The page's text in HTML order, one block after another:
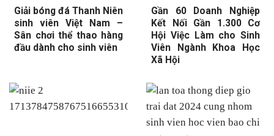
Giải bóng đá Thanh Niên
sinh viên Việt Nam –
Sân chơi thể thao hàng
đầu dành cho sinh viên
Gần 60 Doanh Nghiệp
Kết Nối Gần 1.300 Cơ
Hội Việc Làm cho Sinh
Viên Ngành Khoa Học
Xã Hội